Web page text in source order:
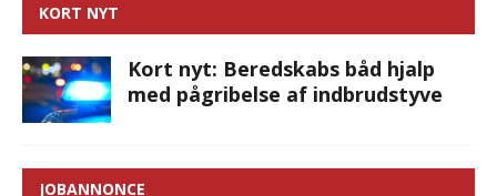
KORT NYT
Kort nyt: Beredskabs båd hjalp
med pågribelse af indbrudstyve
JOBANNONCE